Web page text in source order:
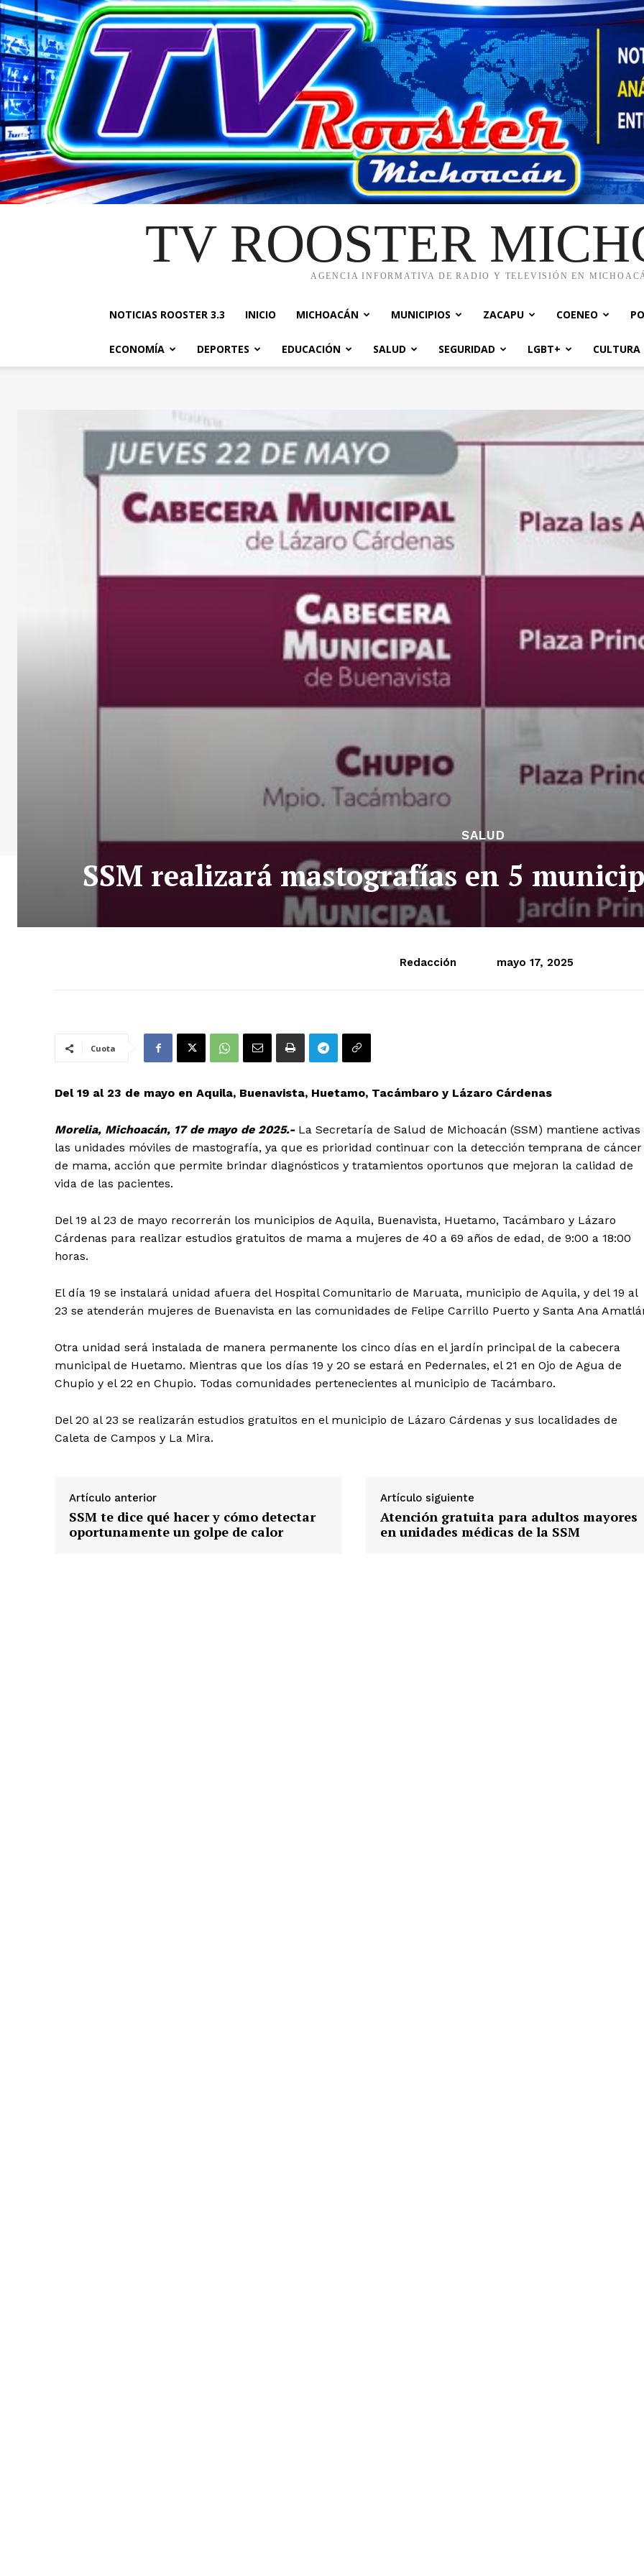
TV ROOSTER
AGENCIA INFORMATIVA DE RADIO Y TELEVISIÓN EN
NOTICIAS ROOSTER 3.3 INICIO MICHOACÁN MUNICIPIOS ZACAPU COENEO
ECONOMÍA DEPORTES EDUCACIÓN SALUD SEGURIDAD LGBT+ CULTURA
SALUD
SSM realizará mastografías en 5
Redacción mayo 17, 2025
Cuota
Del 19 al 23 de mayo en Aquila, Buenavista, Huetamo, Tacámbaro y Lázaro Cárdenas
Morelia, Michoacán, 17 de mayo de 2025.- La Secretaría de Salud de Michoacán (SSM) mantiene activas
las unidades móviles de mastografía, ya que es prioridad continuar con la detección temprana de cáncer
de mama, acción que permite brindar diagnósticos y tratamientos oportunos que mejoran la calidad de
vida de las pacientes.
Del 19 al 23 de mayo recorrerán los municipios de Aquila, Buenavista, Huetamo, Tacámbaro y Lázaro
Cárdenas para realizar estudios gratuitos de mama a mujeres de 40 a 69 años de edad, de 9:00 a 18:00
horas.
El día 19 se instalará unidad afuera del Hospital Comunitario de Maruata, municipio de Aquila, y del 19 al
23 se atenderán mujeres de Buenavista en las comunidades de Felipe Carrillo Puerto y Santa Ana
Otra unidad será instalada de manera permanente los cinco días en el jardín principal de la cabecera
municipal de Huetamo. Mientras que los días 19 y 20 se estará en Pedernales, el 21 en Ojo de Agua de
Chupio y el 22 en Chupio. Todas comunidades pertenecientes al municipio de Tacámbaro.
Del 20 al 23 se realizarán estudios gratuitos en el municipio de Lázaro Cárdenas y sus localidades de
Caleta de Campos y La Mira.
Artículo anterior
SSM te dice qué hacer y cómo detectar
oportunamente un golpe de calor
Artículo siguiente
Atención gratuita para adultos mayores
en unidades médicas de la SSM